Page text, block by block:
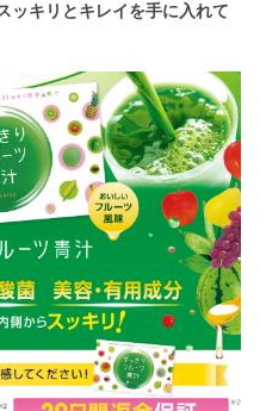
ッキリとキレイを手に入れて